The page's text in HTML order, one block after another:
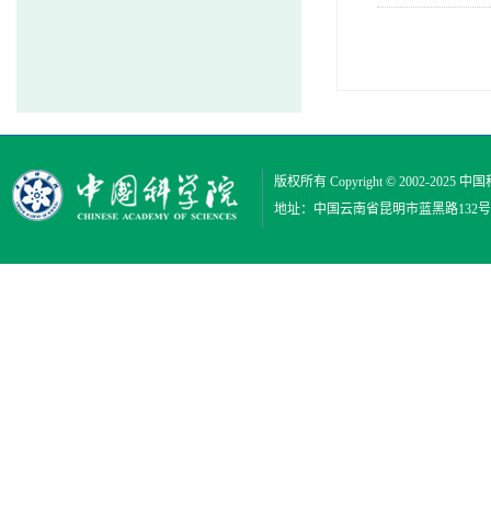
版权所有 Copyright © 2002-2025 中国
地址：中国云南省昆明市蓝黑路